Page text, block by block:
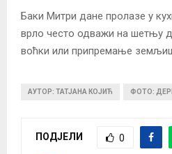
Баки Митри дане пролазе у
врло често одважи на шетњу
воћки или припремање
АУТОР: ТАТЈАНА КОЈИЋ ФОТО:
ПОДЈЕЛИ 0